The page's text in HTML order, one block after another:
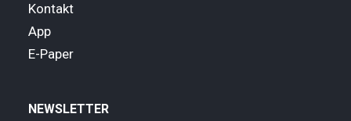
Kontakt
App
E-Paper
NEWSLETTER